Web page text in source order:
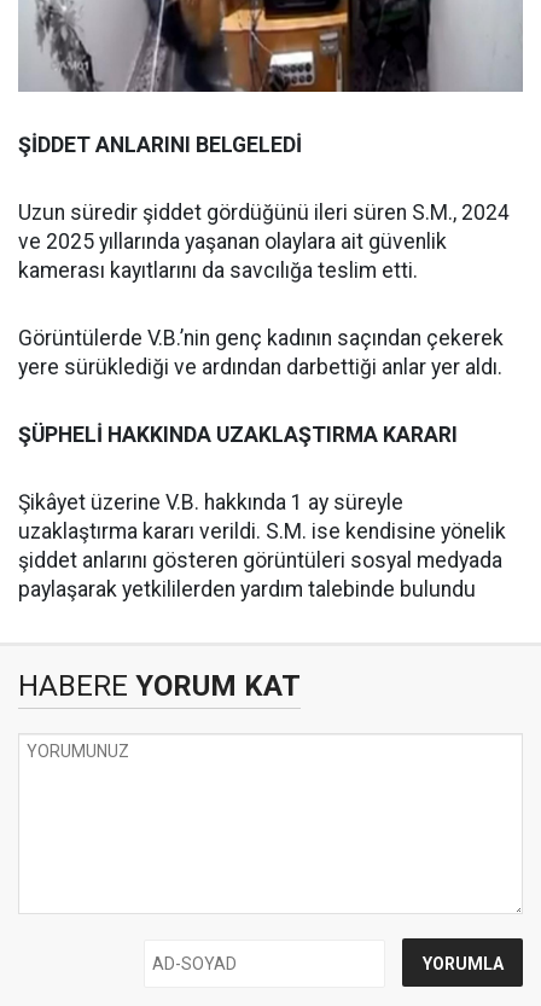
ŞİDDET ANLARINI BELGELEDİ
Uzun süredir şiddet gördüğünü ileri süren S.M., 2024
ve 2025 yıllarında yaşanan olaylara ait güvenlik
kamerası kayıtlarını da savcılığa teslim etti.
Görüntülerde V.B.’nin genç kadının saçından çekerek
yere sürüklediği ve ardından darbettiği anlar yer aldı.
ŞÜPHELİ HAKKINDA UZAKLAŞTIRMA KARARI
Şikâyet üzerine V.B. hakkında 1 ay süreyle
uzaklaştırma kararı verildi. S.M. ise kendisine yönelik
şiddet anlarını gösteren görüntüleri sosyal medyada
paylaşarak yetkililerden yardım talebinde bulundu
HABERE YORUM KAT